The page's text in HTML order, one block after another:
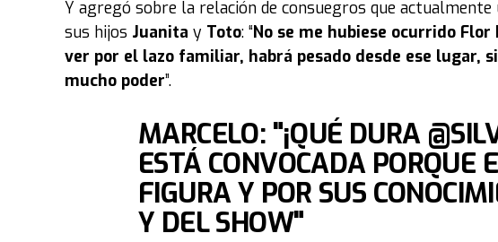
Y agregó sobre la relación de consuegros que
sus hijos Juanita y Toto: “No se me hubiese ocurrido
ver por el lazo familiar, habrá pesado desde ese lugar,
mucho poder”.
MARCELO: "¡QUÉ DURA
ESTÁ CONVOCADA PORQUE
FIGURA Y POR SUS
Y DEL SHOW"